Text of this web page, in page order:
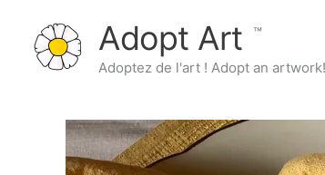
contenu
Adopt Art
Adoptez de l'art ! Adopt an artwork!